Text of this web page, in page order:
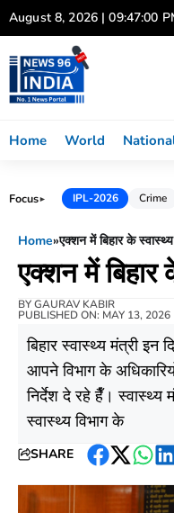
Skip
to
content
August 8, 2026 | 09:47:00
Home World
Focus► IPL-2026 Crime
Home»एक्शन में बिहार के
एक्शन में बिहार
BYGAURAV KABIR
PUBLISHED ON: MAY 13, 2026
बिहार स्वास्थ्य मंत्री इन
आपने विभाग के
निर्देश दे रहे हैँ। स्वास्थ्य
स्वास्थ्य विभाग के
SHARE
Facebook
Twitter